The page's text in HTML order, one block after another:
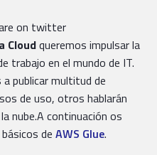
on twitter
Cloudqueremos impulsar la
trabajo en el mundo de IT.
publicar multitud de
de uso, otros hablarán
nube.A continuación os
de AWS Glue.